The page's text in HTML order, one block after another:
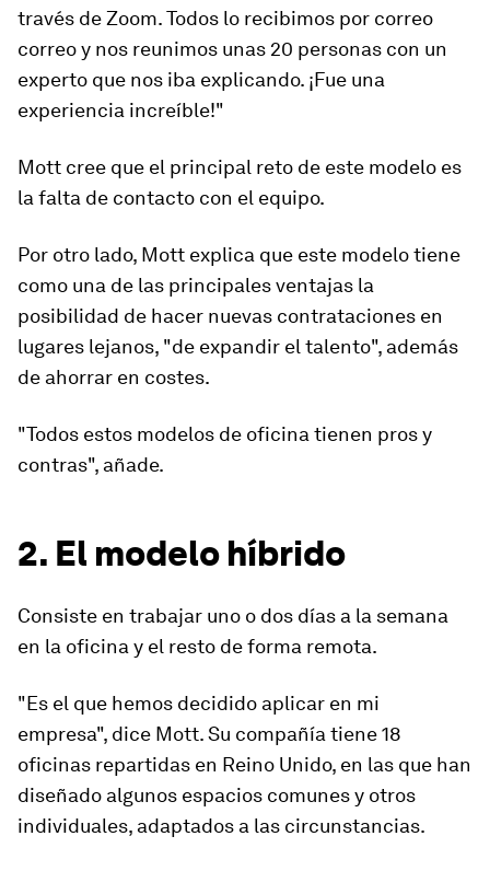
través de Zoom. Todos lo recibimos por correo
correo y nos reunimos unas 20 personas con un
experto que nos iba explicando. ¡Fue una
experiencia increíble!"
Mott cree que el principal reto de este modelo es
la falta de contacto con el equipo.
Por otro lado, Mott explica que este modelo tiene
como una de las principales ventajas la
posibilidad de hacer nuevas contrataciones en
lugares lejanos, "de expandir el talento", además
de ahorrar en costes.
"Todos estos modelos de oficina tienen pros y
contras", añade.
2. El modelo híbrido
Consiste en trabajar uno o dos días a la semana
en la oficina y el resto de forma remota.
"Es el que hemos decidido aplicar en mi
empresa", dice Mott. Su compañía tiene 18
oficinas repartidas en Reino Unido, en las que han
diseñado algunos espacios comunes y otros
individuales, adaptados a las circunstancias.